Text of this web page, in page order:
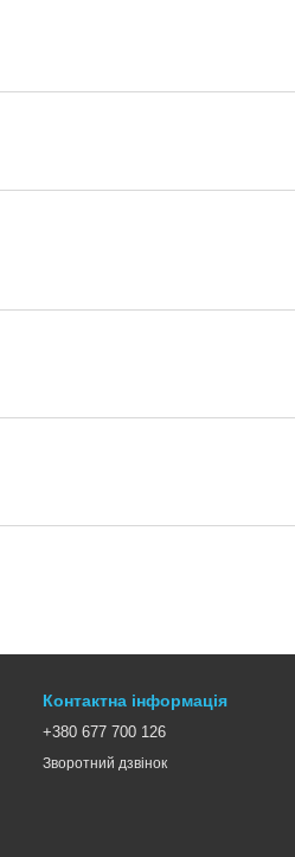
Контактна інформація
+380 677 700 126
Зворотний дзвінок